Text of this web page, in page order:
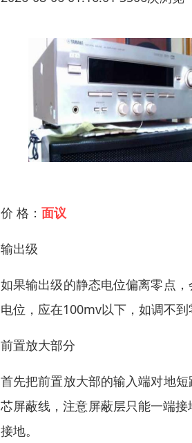
价 格： 面议
输出级
如果输出级的静态电位偏离零点
电位，应在100mv以下，如调不
前置放大部分
首先把前置放大部的输入端对地
芯屏蔽线，注意屏蔽层只能一端
接地。